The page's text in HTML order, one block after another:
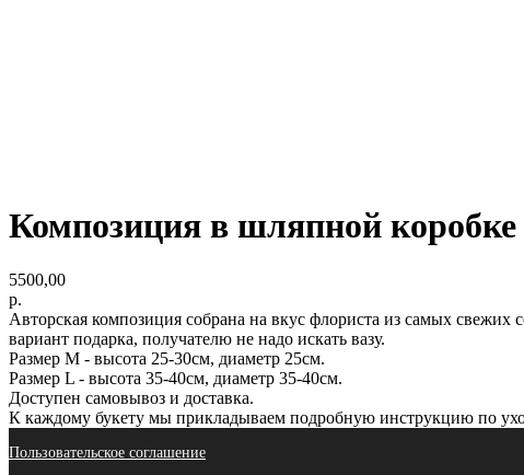
Композиция в шляпной
5500,00
р.
Авторская композиция собрана на вкус флориста из самых
вариант подарка, получателю не надо искать вазу.
Размер М - высота 25-30см, диаметр 25см.
Размер L - высота 35-40см, диаметр 35-40см.
Доступен самовывоз и доставка.
К каждому букету мы прикладываем подробную инструкцию по
Пользовательское соглашение